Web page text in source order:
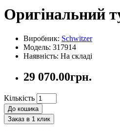
Оригінальний
Виробник: Schwitzer
Модель: 317914
Наявність: На складі
29 070.00грн.
Кількість
До кошика
Заказ в 1 клик